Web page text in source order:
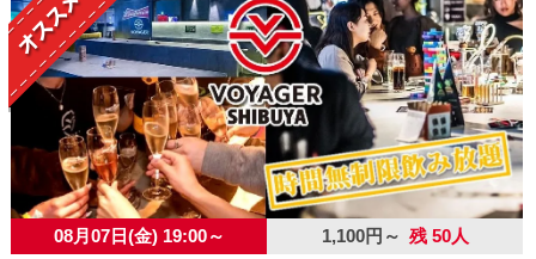
08月07日(金) 19:00～ 1,100円～ 残 50人